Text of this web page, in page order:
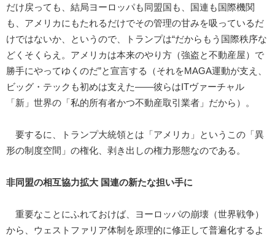
だけ戻っても、結局ヨーロッパも同盟国も、国連も国際機関
も、アメリカにもたれるだけでその管理の甘みを吸っているだ
けではないか、というので、トランプは“だからもう国際秩序な
どくそくらえ。アメリカは本来のやり方（強盗と不動産屋）で
勝手にやってゆくのだ”と宣言する（それをMAGA運動が支え、
ビッグ・テックも初めは支えた――彼らはITヴァーチャル
「新」世界の「私的所有者かつ不動産取引業者」だから）。
要するに、トランプ大統領とは「アメリカ」というこの「異
形の制度空間」の権化、剥き出しの権力形態なのである。
非同盟の相互協力拡大 国連の新たな担い手に
重要なことにふれておけば、ヨーロッパの崩壊（世界戦争）
から、ウェストファリア体制を原理的に修正して普遍化するよ